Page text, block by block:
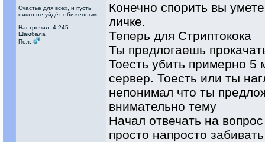
Счастье для всех, и пусть
никто не уйдёт обиженным
Настрочил: 4 245
Шамбала
Пол:
Конечно спорить вы
личке.
Теперь для Стриптокока
Ты предлогаешь
Тоесть убить примерно 5
сервер. Тоесть или ты
непонимал что ты
внимательно тему
Начал отвечать на
просто напросто